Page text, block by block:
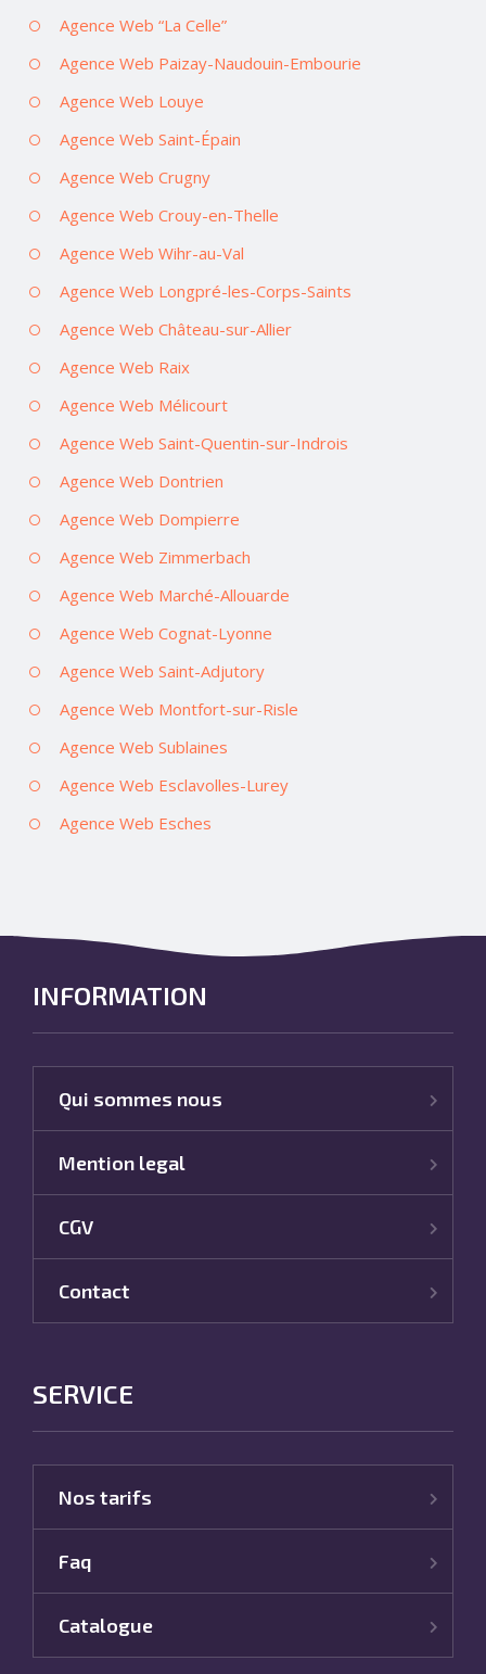
Agence Web “La Celle”
Agence Web Paizay-Naudouin-Embourie
Agence Web Louye
Agence Web Saint-Épain
Agence Web Crugny
Agence Web Crouy-en-Thelle
Agence Web Wihr-au-Val
Agence Web Longpré-les-Corps-Saints
Agence Web Château-sur-Allier
Agence Web Raix
Agence Web Mélicourt
Agence Web Saint-Quentin-sur-Indrois
Agence Web Dontrien
Agence Web Dompierre
Agence Web Zimmerbach
Agence Web Marché-Allouarde
Agence Web Cognat-Lyonne
Agence Web Saint-Adjutory
Agence Web Montfort-sur-Risle
Agence Web Sublaines
Agence Web Esclavolles-Lurey
Agence Web Esches
INFORMATION
Qui sommes nous
Mention legal
CGV
Contact
SERVICE
Nos tarifs
Faq
Catalogue